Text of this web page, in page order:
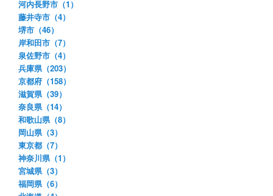
河内長野市（1）
藤井寺市（4）
堺市（46）
岸和田市（7）
泉佐野市（4）
兵庫県（203）
京都府（158）
滋賀県（39）
奈良県（14）
和歌山県（8）
岡山県（3）
東京都（7）
神奈川県（1）
宮城県（3）
福岡県（6）